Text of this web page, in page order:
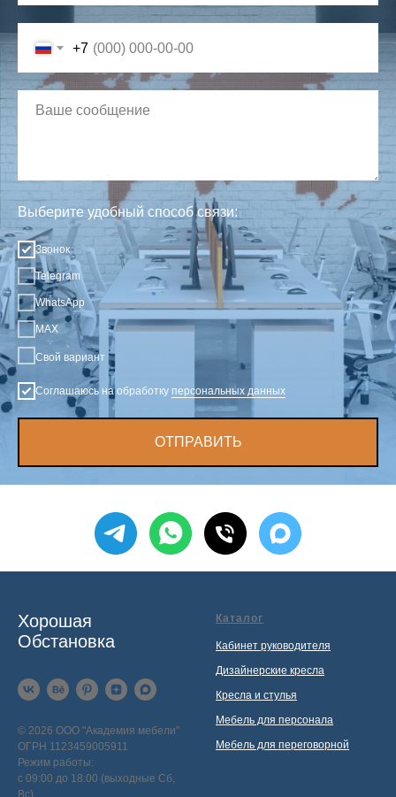
+7
Выберите удобный способ связи:
Звонок
Telegram
WhatsApp
MAX
Свой вариант
Соглашаюсь на обработку персональных данных
ОТПРАВИТЬ
Хорошая
Обстановка
© 2026 ООО "Академия мебели"
ОГРН 1123459005911
Режим работы:
с 09:00 до 18:00 (выходные Сб,
Каталог
Кабинет руководителя
Дизайнерские кресла
Кресла и стулья
Мебель для персонала
Мебель для переговорной